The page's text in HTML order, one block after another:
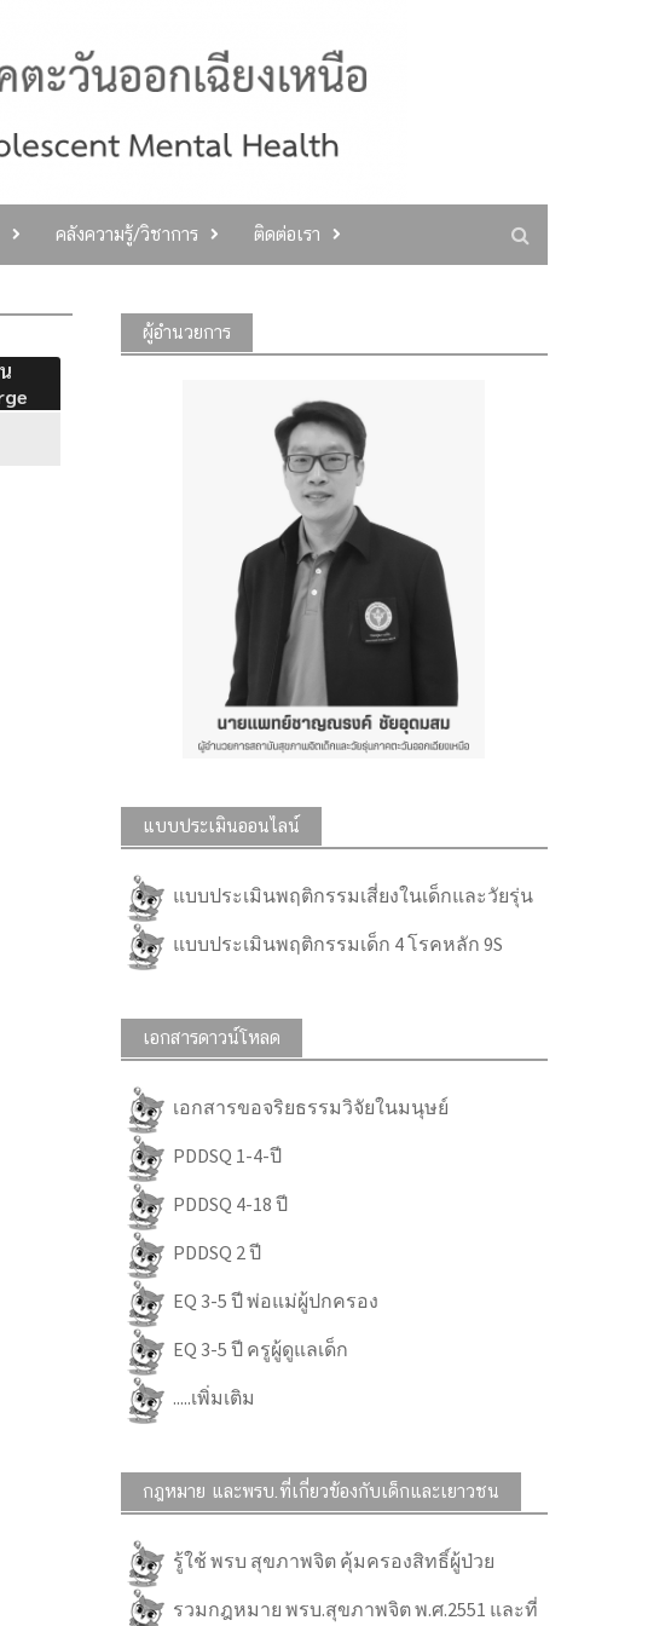
คลังความรู้/วิชาการ ติดต่อเรา
ผู้อำนวยการ
แบบประเมินออนไลน์
แบบประเมินพฤติกรรมเสี่ยงในเด็กและวัยรุ่น
แบบประเมินพฤติกรรมเด็ก 4 โรคหลัก 9S
เอกสารดาวน์โหลด
เอกสารขอจริยธรรมวิจัยในมนุษย์
PDDSQ 1-4-ปี
PDDSQ 4-18 ปี
PDDSQ 2 ปี
EQ 3-5 ปี พ่อแม่ผู้ปกครอง
EQ 3-5 ปี ครูผู้ดูแลเด็ก
.....เพิ่มเติม
กฎหมาย และพรบ.ที่เกี่ยวข้องกับเด็กและเยาวชน
รู้ใช้ พรบ สุขภาพจิต คุ้มครองสิทธิ์ผู้ป่วย
รวมกฎหมาย พรบ.สุขภาพจิต พ.ศ.2551 และที่